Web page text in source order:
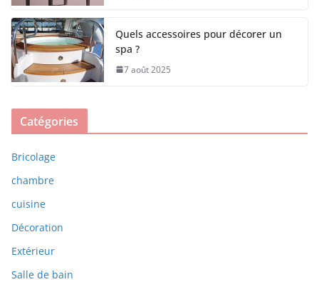
Quels accessoires pour décorer un
spa ?
7 août 2025
Catégories
Bricolage
chambre
cuisine
Décoration
Extérieur
Salle de bain